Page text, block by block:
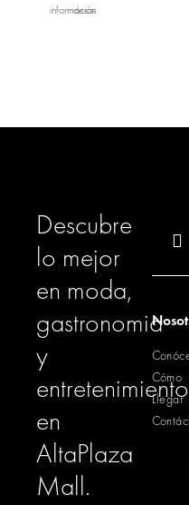
informacióndesactivados
Descubre
lo mejor
en moda,
gastronomia
y
entretenimiento
en
AltaPlaza
Mall.
Cómo
Llegar